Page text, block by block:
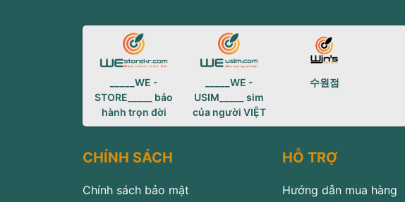
_____WE -
STORE_____ bảo
hành trọn đời
_____WE -
USIM_____ sim
của người VIỆT
수원점
CHÍNH SÁCH
Chính sách bảo mật
HỖ TRỢ
Hướng dẫn mua hàng